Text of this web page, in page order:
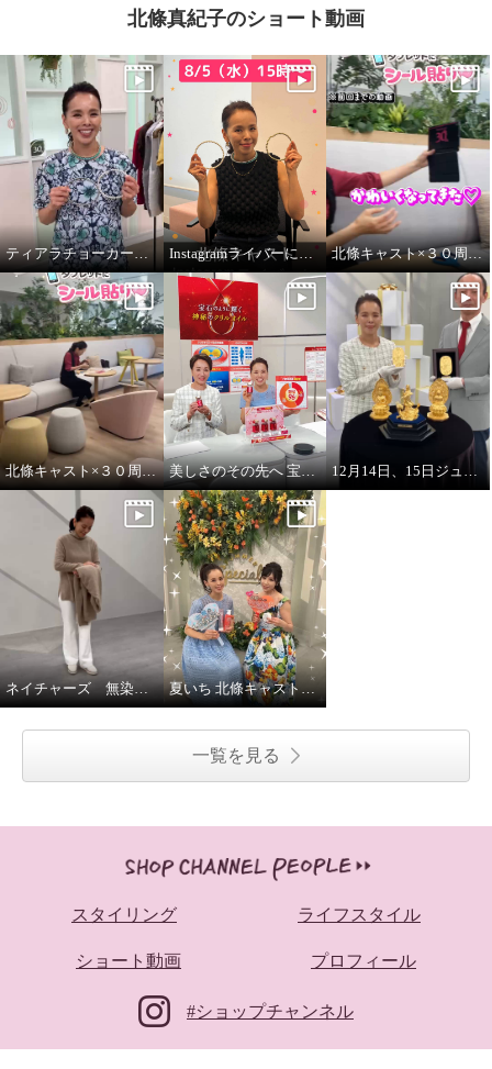
北條真紀子のショート動画
北條キャスト×３０周年タブレットにシール貼りpart2
北條キャスト×３０周年タブレットにシール貼り 美しさのその先へ 宝石のように輝く 神秘のオイル レッドオメガ１００ 12月14日、15日ジュエリー・ゴールド特別販売会 開催
ネイチャーズ 無染色カシミヤケーブル使いコーディガン 夏いち 北條キャストいちおし！パーリーデュー
一覧を見る
スタイリング ライフスタイル
ショート動画 プロフィール
#ショップチャンネル